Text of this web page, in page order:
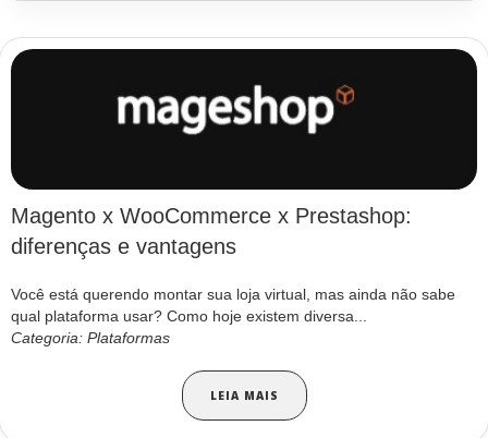
Magento x WooCommerce x Prestashop:
diferenças e vantagens
Você está querendo montar sua loja virtual, mas ainda não sabe
qual plataforma usar? Como hoje existem diversa...
Categoria: Plataformas
LEIA MAIS